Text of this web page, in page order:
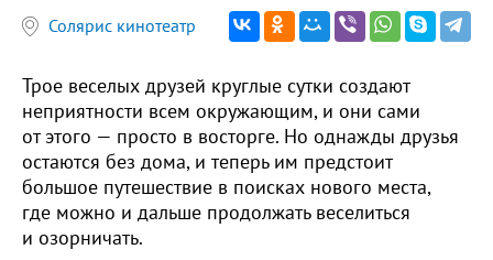
Солярис кинотеатр
Трое веселых друзей круглые сутки создают
неприятности всем окружающим, и они сами
от этого — просто в восторге. Но однажды друзья
остаются без дома, и теперь им предстоит
большое путешествие в поисках нового места,
где можно и дальше продолжать веселиться
и озорничать.